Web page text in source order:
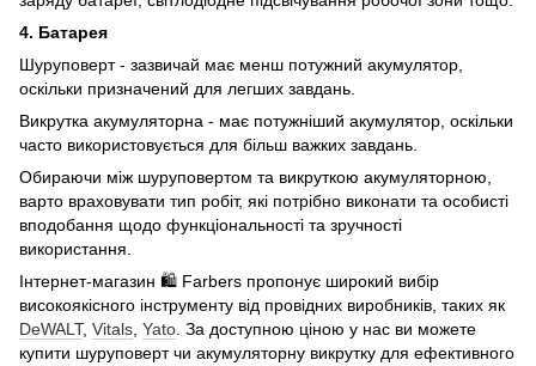
4. Батарея
Шуруповерт - зазвичай має менш потужний акумулятор,
оскільки призначений для легших завдань.
Викрутка акумуляторна - має потужніший акумулятор, оскільки
часто використовується для більш важких завдань.
Обираючи між шуруповертом та викруткою акумуляторною,
варто враховувати тип робіт, які потрібно виконати та особисті
вподобання щодо функціональності та зручності
використання.
Інтернет-магазин 🛍️ Farbers пропонує широкий вибір
високоякісного інструменту від провідних виробників, таких як
DeWALT, Vitals, Yato. За доступною ціною у нас ви можете
купити шуруповерт чи акумуляторну викрутку для ефективного